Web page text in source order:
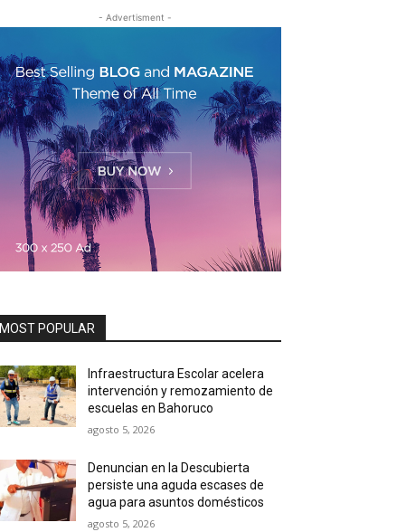
- Advertisment -
MOST POPULAR
Infraestructura Escolar acelera
intervención y remozamiento de
escuelas en Bahoruco
agosto 5, 2026
Denuncian en la Descubierta
persiste una aguda escases de
agua para asuntos domésticos
agosto 5, 2026